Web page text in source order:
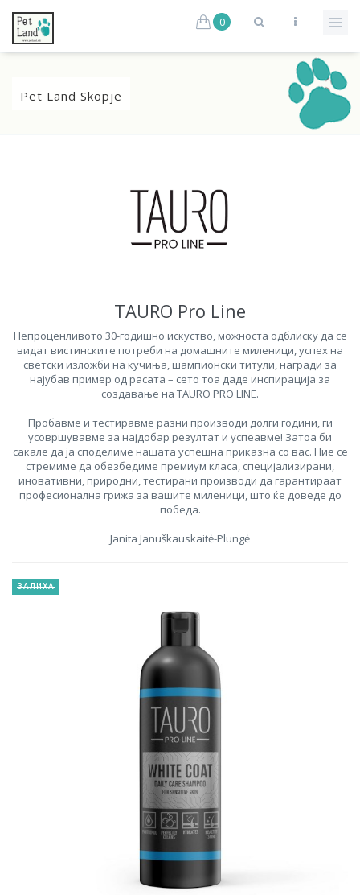
0
Pet Land Skopje
TAURO Pro Line
Непроценливото 30-годишно искуство, можноста одблиску да се
видат вистинските потреби на домашните миленици, успех на
светски изложби на кучиња, шампионски титули, награди за
најубав пример од расата – сето тоа даде инспирација за
создавање на TAURO PRO LINE.
Пробавме и тестиравме разни производи долги години, ги
усовршувавме за најдобар резултат и успеавме! Затоа би
сакале да ја споделиме нашата успешна приказна со вас. Ние се
стремиме да обезбедиме премиум класа, специјализирани,
иновативни, природни, тестирани производи да гарантираат
професионална грижа за вашите миленици, што ќе доведе до
победа.
Janita Januškauskaitė-Plungė
ЗАЛИХА